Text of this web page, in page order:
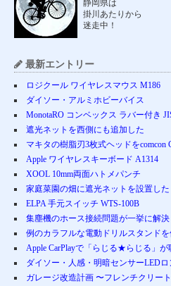
静岡県は
掛川あたりから
迷走中！
最新エントリー
ロジクール ワイヤレスマウス M186
ダイソー・アルミホビーバイス
MonotaRO コンベックス ラバー付き
遮光ネットを西側にも追加した
マキタの樹脂刃3枚式ヘッドをcomcon
Apple ワイヤレスキーボード A1314
XOOL 10mm両面ハトメパンチ
家庭菜園の畑に遮光ネットを設置した
ELPA 手元スイッチ WTS-100B
集塵機のホース接続問題が一挙に解決
例のカラフルな電動ドリルスタンド
Apple CarPlayで「らじる★らじる」が
ダイソー・人感・明暗センサーLEDロ
ガレージ改造計画 〜フレンチクリー